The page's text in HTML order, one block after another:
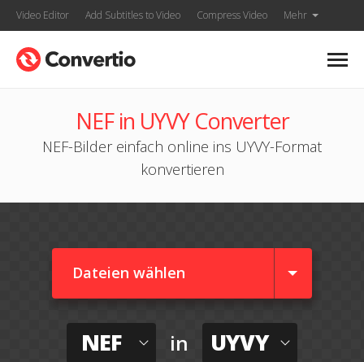
Video Editor Add Subtitles to Video Compress Video Mehr
NEF in UYVY Converter
NEF-Bilder einfach online ins UYVY-Format
konvertieren
Dateien wählen
NEF in UYVY